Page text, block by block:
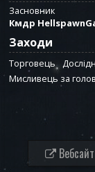
Засновник
Кмдр
Заходи
Торговець
Мисливець за
Вебсайт